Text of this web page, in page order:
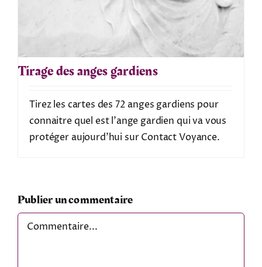
Tirage des anges gardiens
Tirez les cartes des 72 anges gardiens pour
connaitre quel est l'ange gardien qui va vous
protéger aujourd'hui sur Contact Voyance.
Publier un commentaire
Comment